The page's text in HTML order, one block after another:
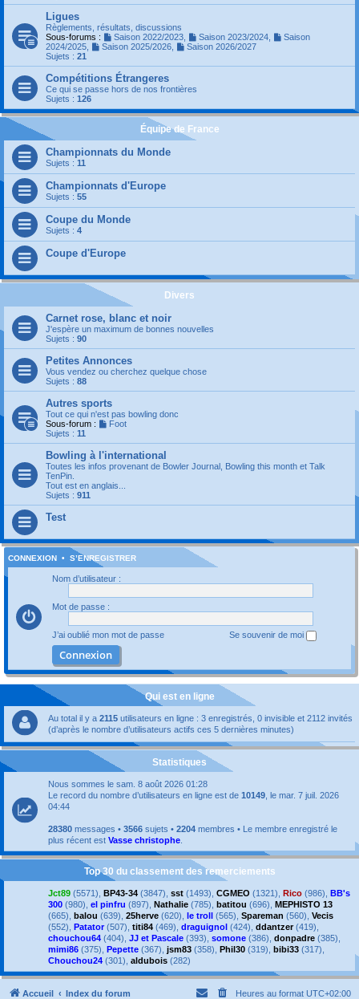
Ligues
Règlements, résultats, discussions
Sous-forums :
Saison 2022/2023, Saison 2023/2024,
Saison
2024/2025
Saison 2025/2026,
Saison 2026/2027
Sujets : 21
Compétitions Étrangeres
Ce qui se passe hors de nos frontières
Sujets : 126
Équipe de France
Championnats du Monde
Sujets : 11
Championnats d'Europe
Sujets : 55
Coupe du Monde
Sujets : 4
Coupe d'Europe
Divers
Carnet rose, blanc et noir
J'espère un maximum de bonnes nouvelles
Sujets : 90
Petites Annonces
Vous vendez ou cherchez quelque chose
Sujets : 88
Autres sports
Tout ce qui n'est pas bowling donc
Sous-forum :
Foot
Sujets : 11
Bowling à l'international
Toutes les infos provenant de Bowler Journal, Bowling this month et Talk
TenPin.
Tout est en anglais...
Sujets : 911
Test
CONNEXION • S’ENREGISTRER
Nom d’utilisateur :
Mot de passe :
J’ai oublié mon mot de passe Se souvenir de moi
Qui est en ligne
Au total il y a 2115 utilisateurs en ligne : 3 enregistrés, 0 invisible et 2112 invités
(d’après le nombre d’utilisateurs actifs ces 5 dernières minutes)
Statistiques
Nous sommes le sam. 8 août 2026 01:28
Le record du nombre d’utilisateurs en ligne est de 10149 , le mar. 7 juil. 2026
04:44
28380 messages • 3566 sujets • 2204 membres • Le membre enregistré le
plus récent est Vasse christophe
Top 30 du classement des remerciements
Jct89 (5571), BP43-34 (3847), sst (1493), CGMEO (1321), Rico (986), BB's
300 (980), el pinfru (897), Nathalie (785), batitou (696), MEPHISTO 13
(665), balou (639), 25herve (620), le troll (565), Spareman (560), Vecis
(552), Patator (507), titi84 (469), draguignol (424), ddantzer(419),
chouchou64 (404), JJ et Pascale (393), somone (386), donpadre (385),
mimi86 (375), Pepette (367), jsm83 (358), Phil30 (319), bibi33 (317),
Chouchou24 (301), aldubois (282)
Accueil Index du forum Heures au format UTC+02:00